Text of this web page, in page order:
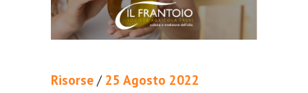
Risorse / 25 Agosto 2022